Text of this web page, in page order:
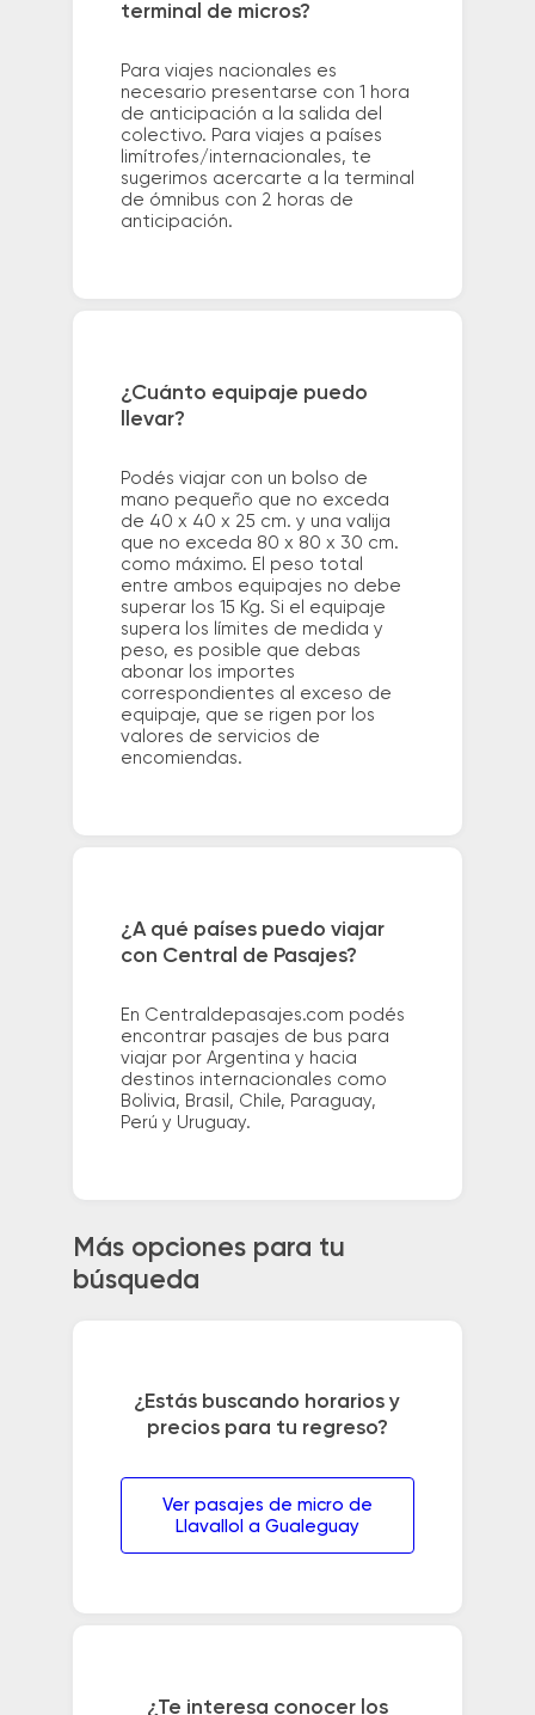
terminal de micros?
Para viajes nacionales es
necesario presentarse con 1 hora
de anticipación a la salida del
colectivo. Para viajes a países
limítrofes/internacionales, te
sugerimos acercarte a la terminal
de ómnibus con 2 horas de
anticipación.
¿Cuánto equipaje puedo
llevar?
Podés viajar con un bolso de
mano pequeño que no exceda
de 40 x 40 x 25 cm. y una valija
que no exceda 80 x 80 x 30 cm.
como máximo. El peso total
entre ambos equipajes no debe
superar los 15 Kg. Si el equipaje
supera los límites de medida y
peso, es posible que debas
abonar los importes
correspondientes al exceso de
equipaje, que se rigen por los
valores de servicios de
encomiendas.
¿A qué países puedo viajar
con Central de Pasajes?
En Centraldepasajes.com podés
encontrar pasajes de bus para
viajar por Argentina y hacia
destinos internacionales como
Bolivia, Brasil, Chile, Paraguay,
Perú y Uruguay.
Más opciones para tu
búsqueda
¿Estás buscando horarios y
precios para tu regreso?
Ver pasajes de micro de
Llavallol a Gualeguay
¿Te interesa conocer los